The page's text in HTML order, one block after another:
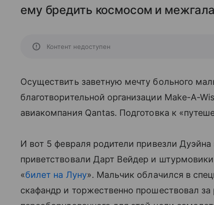
ему бредить космосом и
Контент недоступен
Осуществить заветную мечту больного
благотворительной организации Make-A-
авиакомпания Qantas. Подготовка к
И вот 5 февраля родители привезли
приветствовали Дарт Вейдер и
«билет на Луну». Мальчик облачился в
скафандр и торжественно прошествовал